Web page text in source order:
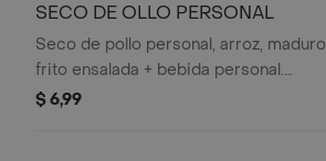
SECO DE OLLO PERSONAL
Seco de pollo personal, arroz, maduro
frito ensalada + bebida personal.
lonchera
$ 6,99